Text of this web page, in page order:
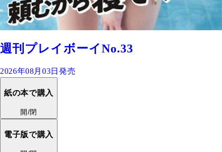
週刊プレイボーイNo.33
2026年08月03日発売
紙の本で購入
開/閉
電子版で購入